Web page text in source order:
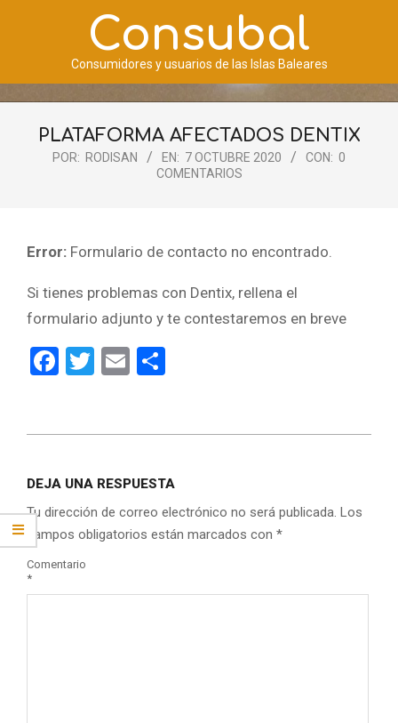
Consubal
Consumidores y usuarios de las Islas Baleares
Menú
navegación
PLATAFORMA AFECTADOS DENTIX
POR: RODISAN EN: 7 OCTUBRE 2020 CON: 0
COMENTARIOS
Error: Formulario de contacto no encontrado.
Si tienes problemas con Dentix, rellena el
formulario adjunto y te contestaremos en breve
Facebook
Twitter
Email
07
DEJA UNA RESPUESTA
Tu dirección de correo electrónico no será publicada. Los
campos obligatorios están marcados con *
Comentario
*